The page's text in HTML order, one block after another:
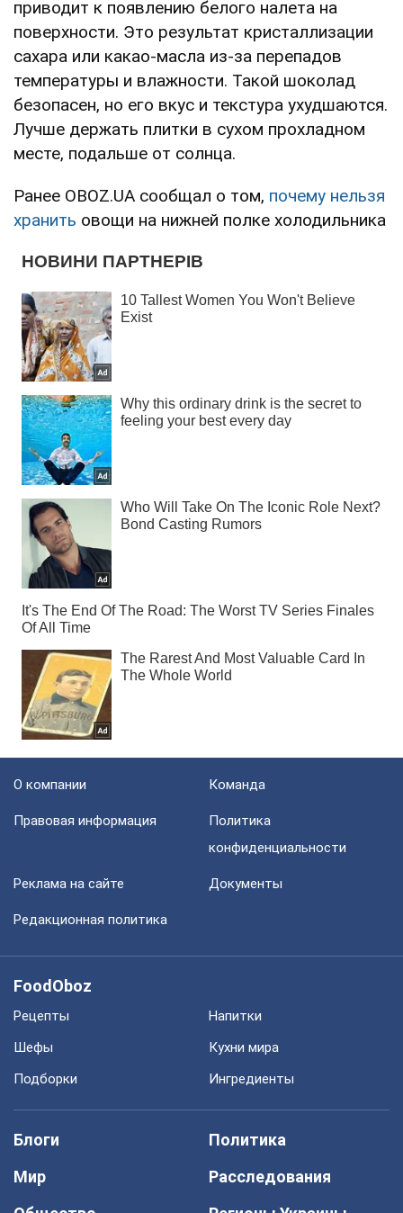
приводит к появлению белого налета на
поверхности. Это результат кристаллизации
сахара или какао-масла из-за перепадов
температуры и влажности. Такой шоколад
безопасен, но его вкус и текстура ухудшаются.
Лучше держать плитки в сухом прохладном
месте, подальше от солнца.
Ранее OBOZ.UA сообщал о том, почему нельзя
хранить овощи на нижней полке холодильника
О компании Команда
Правовая информация
Политика
конфиденциальности
Реклама на сайте Документы
Редакционная политика
FoodOboz
Рецепты
Напитки
Шефы
Кухни мира
Подборки
Ингредиенты
Блоги
Политика
Мир
Расследования